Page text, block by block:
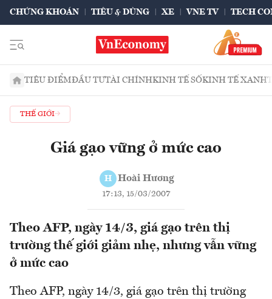
CHỨNG KHOÁN TIÊU & DÙNG XE VNE TV TECH
TIÊU ĐIỂMĐẦU TƯTÀI CHÍNHKINH TẾ SỐKINH TẾ XANH
THẾ GIỚI
Giá gạo vững ở mức cao
H Hoài Hương
17:13, 15/03/2007
Theo AFP, ngày 14/3, giá gạo trên thị
trường thế giới giảm nhẹ, nhưng vẫn vững
ở mức cao
Theo AFP, ngày 14/3, giá gạo trên thị trường